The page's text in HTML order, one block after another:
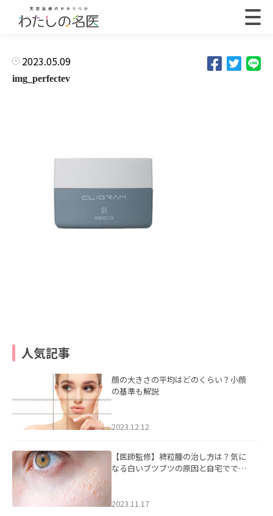
2023.05.09
img_perfectev
人気記事
顔の大きさの平均はどのくらい？小顔
の基準も解説
2023.12.12
【医師監修】稗粒腫の治し方は？気に
なる白いブツブツの原因と自宅ででき
2023.11.17